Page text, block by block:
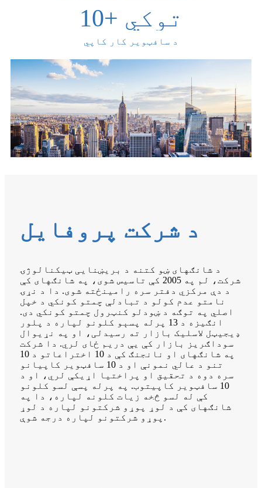
10 + توکي
د سافټویر کار کاپي
د شرکت پروفایل
د شانګهای ښو کتنه د بریښنایی ټیکنالوژۍ
شرکت، لم په 2005 کې تاسیس شوی، په شانګهای کې
د دې مرکزي دفتر سره رامینځته شوی. دا د نړۍ
نامتو عدم کولو د تبادلې چمتو کونکي د خپل
اصلي په توګه د ښودلو کنټرول چمتو کونکي دی.
انګيزه د 13 پرله پسېو کلونو لپاره د پلور
ډیجیټل لاسلیک بازار ته رسیدلی، او په نړیوال
سوداګریز بازار کې یې دریم ځای لري. دا شرکت
په شانګهای او نانجنګ کې د 10 اختراعاتو د 10
تنو د عالي نمونې او د 10 سافټویر کاپيانو
سره دوه د تحقیق او پراختیا اړيکې لري، او د
10 سافټویر کاپيتوب. په پرله پسې لسو کلونو
کې له لسو څخه زیات کلونه لپاره، دا په
شانګهای کې د لوړ پوړو شرکتونو لپاره د لوړ
پوړو شرکتونو لپاره درجه شوې.